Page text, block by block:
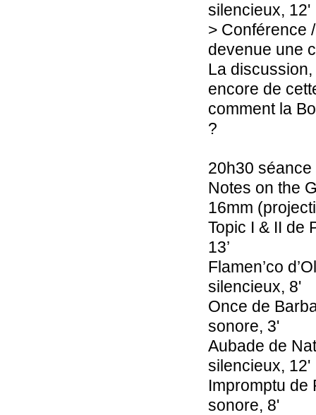
silencieux, 12'
> Conférence
devenue une
La
encore de
comment la
?
20h30
Notes on the
16mm
Topic I & II de
13’
Flamen’co
silencieux, 8'
Once de
sonore, 3'
Aubade de
silencieux, 12'
Impromptu de
sonore, 8'